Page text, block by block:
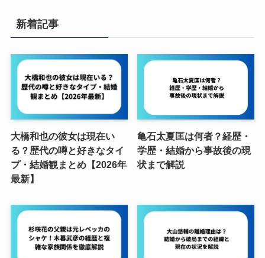
新着記事
大橋和也の彼女は現在い
る？歴代の噂と好きなタイ
プ・結婚観まとめ【2026年
最新】
亀石太夏匡は何者？経歴・
学歴・結婚から事故後の現
状まで解説